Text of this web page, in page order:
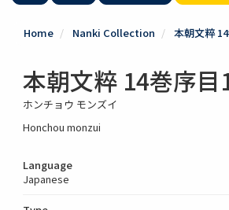
Home Nanki Collection 本朝文粹
本朝文粹 14巻序
ホンチョウ モンズイ
Honchou monzui
Language
Japanese